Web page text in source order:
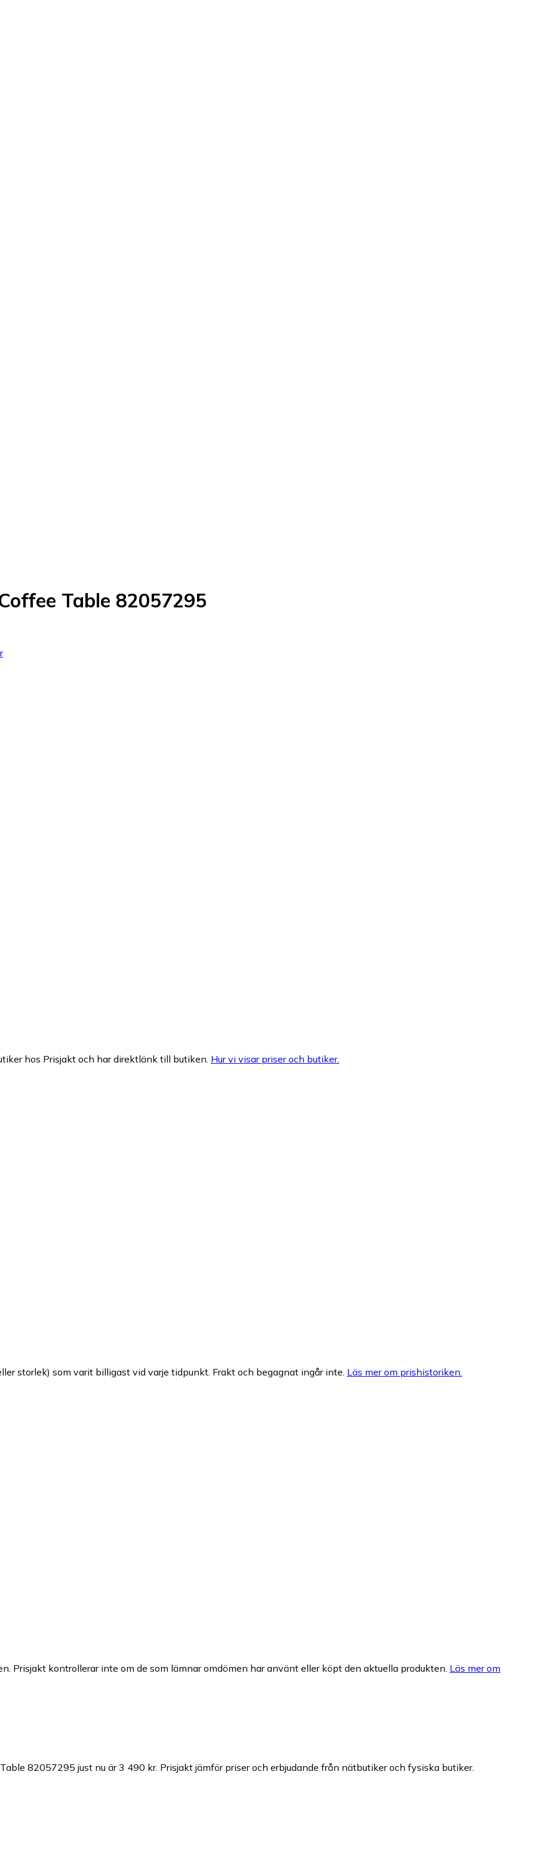
Table 82057295
hos Prisjakt och har direktlänk till butiken. Hur vi visar priser och butiker.
storlek) som varit billigast vid varje tidpunkt. Frakt och begagnat ingår inte. Läs mer om prishistoriken.
Prisjakt kontrollerar inte om de som lämnar omdömen har använt eller köpt den aktuella produkten. Läs mer om
82057295 just nu är 3 490 kr. Prisjakt jämför priser och erbjudande från nätbutiker och fysiska butiker.